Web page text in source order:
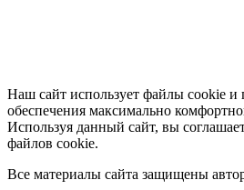
Наш сайт использует файлы cookie и
обеспечения максимально
Используя данный сайт, вы
файлов cookie.
Все материалы сайта защищены